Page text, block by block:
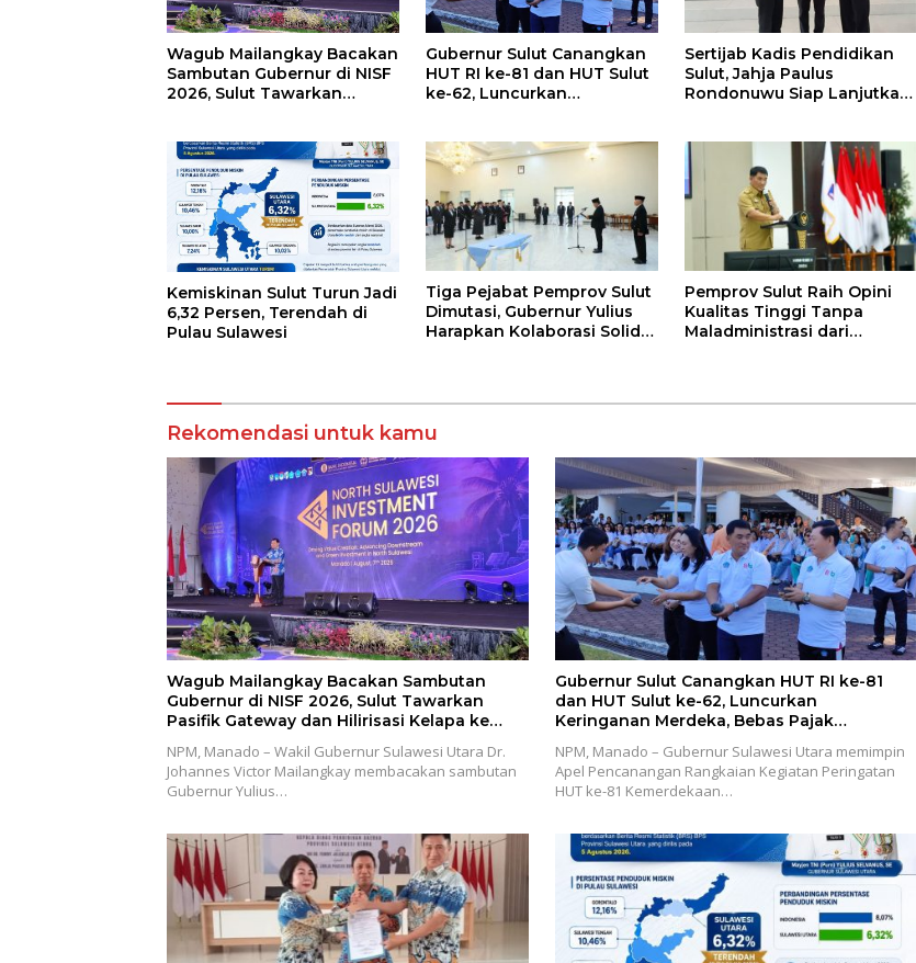
Wagub Mailangkay Bacakan
Sambutan Gubernur di NISF
2026, Sulut Tawarkan
Gubernur Sulut Canangkan
HUT RI ke-81 dan HUT Sulut
ke-62, Luncurkan
Sertijab Kadis Pendidikan
Sulut, Jahja Paulus
Rondonuwu Siap Lanjutkan
Kemiskinan Sulut Turun Jadi
6,32 Persen, Terendah di
Pulau Sulawesi
Tiga Pejabat Pemprov Sulut
Dimutasi, Gubernur Yulius
Harapkan Kolaborasi Solid
Pemprov Sulut Raih Opini
Kualitas Tinggi Tanpa
Maladministrasi dari
Rekomendasi untuk kamu
Wagub Mailangkay Bacakan Sambutan
Gubernur di NISF 2026, Sulut Tawarkan
Pasifik Gateway dan Hilirisasi Kelapa ke
NPM, Manado – Wakil Gubernur Sulawesi Utara Dr.
Johannes Victor Mailangkay membacakan sambutan
Gubernur Yulius…
Gubernur Sulut Canangkan HUT RI ke-81
dan HUT Sulut ke-62, Luncurkan
Keringanan Merdeka, Bebas Pajak
NPM, Manado – Gubernur Sulawesi Utara memimpin
Apel Pencanangan Rangkaian Kegiatan Peringatan
HUT ke-81 Kemerdekaan…